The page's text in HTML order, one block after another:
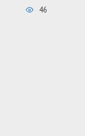
46